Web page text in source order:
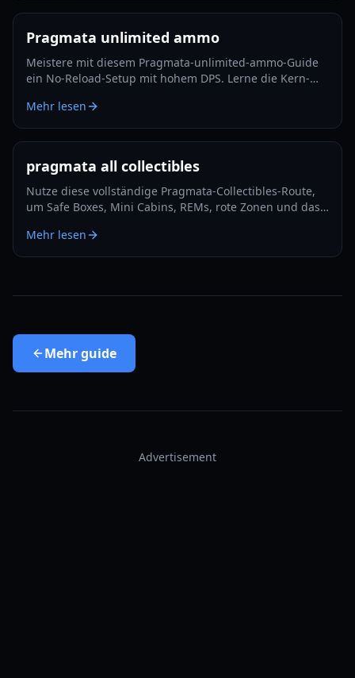
Pragmata unlimited ammo
Meistere mit diesem Pragmata-unlimited-ammo-Guide
ein No-Reload-Setup mit hohem DPS. Lerne die Kern-
Plus-Optimierung.
Mehr lesen
pragmata all collectibles
Nutze diese vollständige Pragmata-Collectibles-Route,
um Safe Boxes, Mini Cabins, REMs, rote Zonen und das
zu verfolgen.
Mehr lesen
Mehrguide
Advertisement